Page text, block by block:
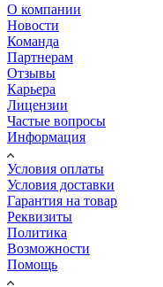
О компании
Новости
Команда
Партнерам
Отзывы
Карьера
Лицензии
Частые вопросы
Информация
Условия оплаты
Условия доставки
Гарантия на товар
Реквизиты
Политика
Возможности
Помощь